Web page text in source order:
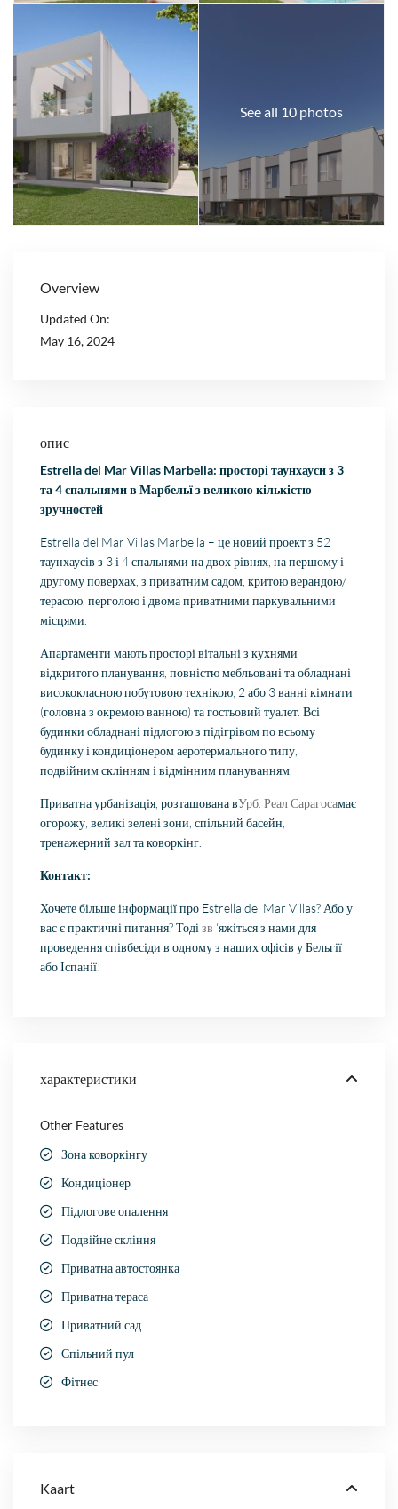
See all 10 photos
Overview
Updated On:
May 16, 2024
опис
Estrella del Mar Villas Marbella: просторі таунхауси з 3
та 4 спальнями в Марбельї з великою кількістю
зручностей
Estrella del Mar Villas Marbella – це новий проект з 52
таунхаусів з 3 і 4 спальнями на двох рівнях, на першому і
другому поверхах, з приватним садом, критою верандою/
терасою, перголою і двома приватними паркувальними
місцями.
Апартаменти мають просторі вітальні з кухнями
відкритого планування, повністю мебльовані та обладнані
висококласною побутовою технікою; 2 або 3 ванні кімнати
(головна з окремою ванною) та гостьовий туалет. Всі
будинки обладнані підлогою з підігрівом по всьому
будинку і кондиціонером аеротермального типу,
подвійним склінням і відмінним плануванням.
Приватна урбанізація, розташована вУрб. Реал Сарагосамає
огорожу, великі зелені зони, спільний басейн,
тренажерний зал та коворкінг.
Контакт:
Хочете більше інформації про Estrella del Mar Villas? Або у
вас є практичні питання? Тодізв ‘яжіться з нами для
проведення співбесіди в одному з наших офісів у Бельгії
або Іспанії!
характеристики
Other Features
Зона коворкінгу
Кондиціонер
Підлогове опалення
Подвійне скління
Приватна автостоянка
Приватна тераса
Приватний сад
Спільний пул
Фітнес
Kaart